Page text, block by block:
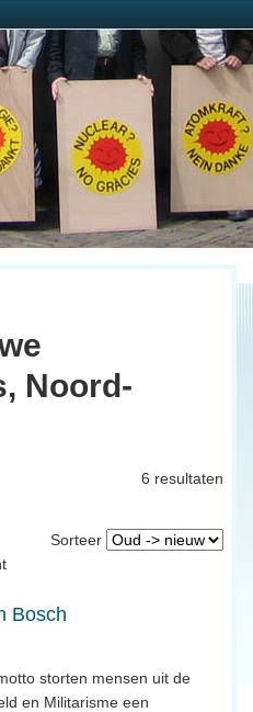
Noord-
6 resultaten
Sorteer
Bosch
storten mensen uit de
en Militarisme een